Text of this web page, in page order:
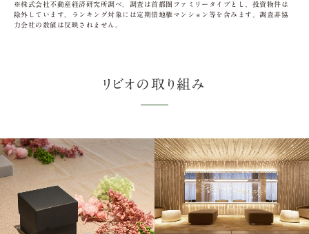
※株式会社不動産経済研究所調べ。調査は首都圏ファミリータイプとし、投資物件は
除外しています。ランキング対象には定期借地権マンション等を含みます。調査非協
力会社の数値は反映されません。
リビオの取り組み